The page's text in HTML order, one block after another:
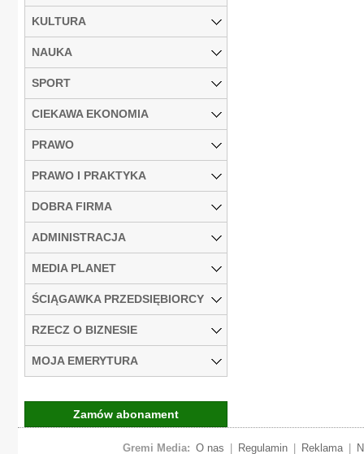
KULTURA
NAUKA
SPORT
CIEKAWA EKONOMIA
PRAWO
PRAWO I PRAKTYKA
DOBRA FIRMA
ADMINISTRACJA
MEDIA PLANET
ŚCIĄGAWKA PRZEDSIĘBIORCY
RZECZ O BIZNESIE
MOJA EMERYTURA
Zamów abonament
Gremi Media: O nas Regulamin Reklama